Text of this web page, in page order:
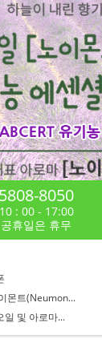
8050
: 00 - 17:00
휴일은 휴무
몬트(Neumon...
및 아로마...